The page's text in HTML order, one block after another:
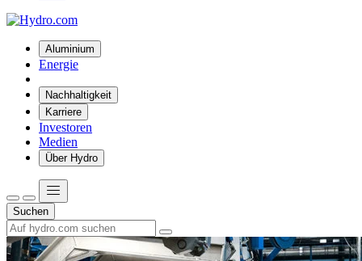
Aluminium
Energie
Nachhaltigkeit
Karriere
Investoren
Medien
Über Hydro
Suchen